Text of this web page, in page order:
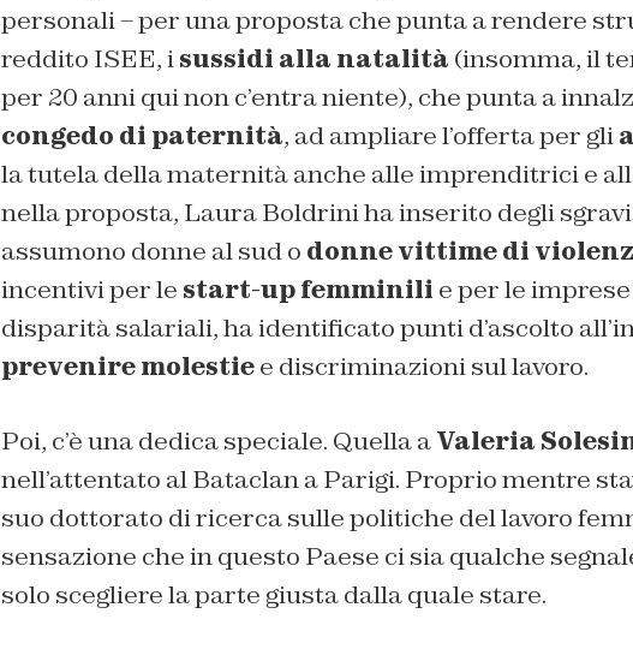
personali – per una proposta che punta a rendere
reddito ISEE, isussidi alla natalità (insomma, il
per 20 anni qui non c’entra niente), che punta a
congedo di paternità, ad ampliare l’offerta per gli
la tutela della maternità anche alle imprenditrici e
nella proposta, Laura Boldrini ha inserito degli
assumono donne al sud o donne vittime di
incentivi per le start-up femminili e per le
disparità salariali, ha identificato punti d’ascolto
prevenire molestiee discriminazioni sul lavoro.
Poi, c’è una dedica speciale. Quella aValeria
nell’attentato al Bataclan a Parigi. Proprio mentre
suo dottorato di ricerca sulle politiche del lavoro
sensazione che in questo Paese ci sia qualche
solo scegliere la parte giusta dalla quale stare.